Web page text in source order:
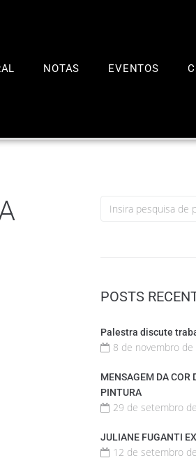
NOTAS EVENTOS
POSTS
Palestra discute
8 de novembro de
MENSAGEM DA COR
PINTURA
29 de setembro
JULIANE FUGANTI
12 de setembro